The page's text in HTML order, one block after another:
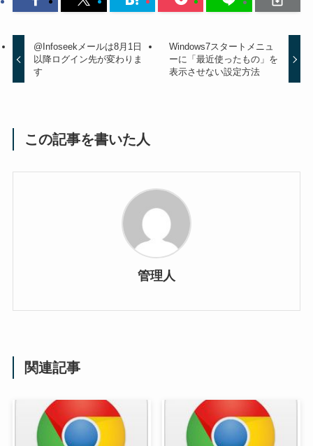
@Infoseekメールは8月1日
以降ログイン先が変わりま
す
Windows7スタートメニュ
ーに「最近使ったもの」を
表示させない設定方法
この記事を書いた人
管理人
関連記事